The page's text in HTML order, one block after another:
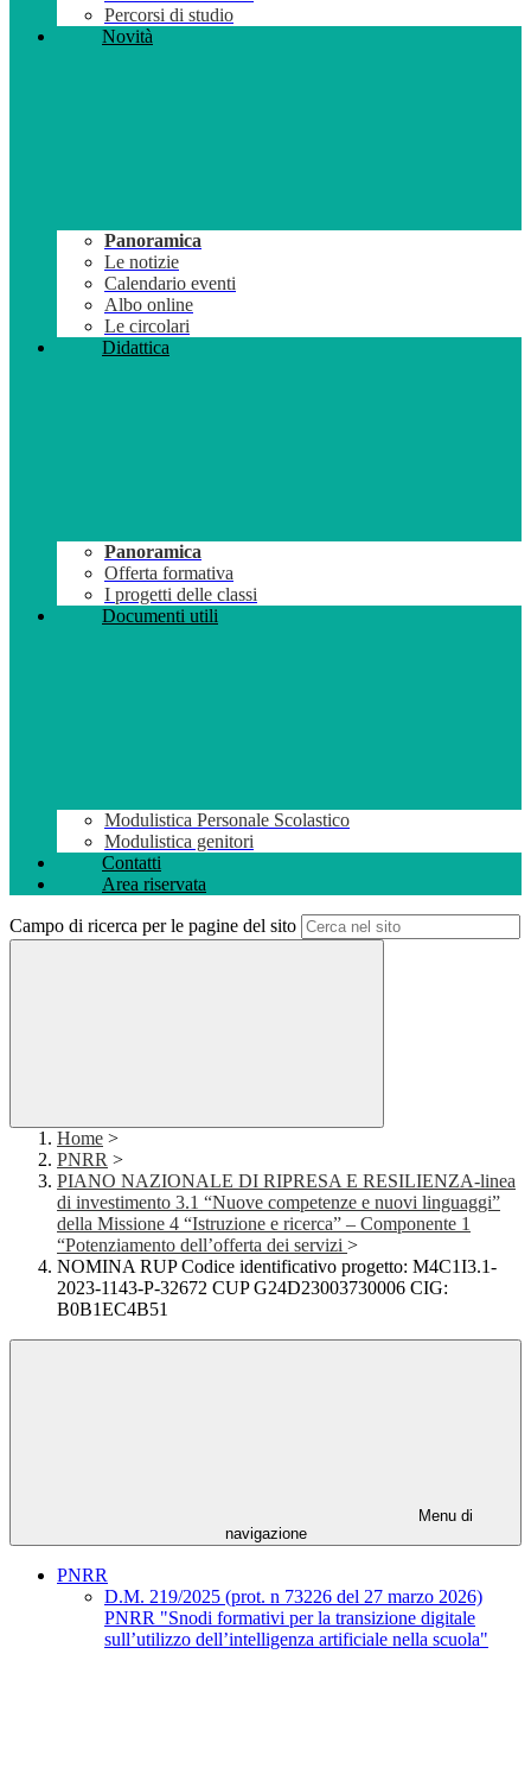
Percorsi di studio
Novità
Panoramica
Le notizie
Calendario eventi
Albo online
Le circolari
Didattica
Panoramica
Offerta formativa
I progetti delle classi
Documenti utili
Modulistica Personale Scolastico
Modulistica genitori
Contatti
Area riservata
Campo di ricerca per le pagine del sito
Home >
PNRR >
PIANO NAZIONALE DI RIPRESA E RESILIENZA-linea
di investimento 3.1 “Nuove competenze e nuovi linguaggi”
della Missione 4 “Istruzione e ricerca” – Componente 1
“Potenziamento dell’offerta dei servizi >
NOMINA RUP Codice identificativo progetto: M4C1I3.1-
2023-1143-P-32672 CUP G24D23003730006 CIG:
B0B1EC4B51
Menu di
navigazione
PNRR
D.M. 219/2025 (prot. n 73226 del 27 marzo 2026)
PNRR "Snodi formativi per la transizione digitale
sull’utilizzo dell’intelligenza artificiale nella scuola"